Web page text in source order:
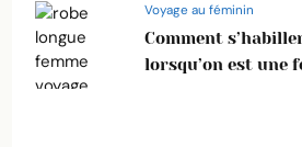
Voyage au féminin
Comment
lorsqu’on est une